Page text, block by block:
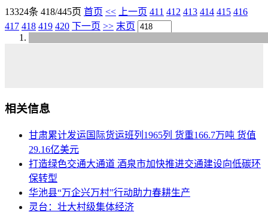
13324条 418/445页 首页 << 上一页 411 412 413 414 415 416
417 418 419 420 下一页 >> 末页
相关信息
甘肃累计发运国际货运班列1965列 货重166.7万吨 货值
29.16亿美元
打造绿色交通大通道 酒泉市加快推进交通建设向低碳环
保转型
华池县“万企兴万村”行动助力春耕生产
灵台：壮大村级集体经济